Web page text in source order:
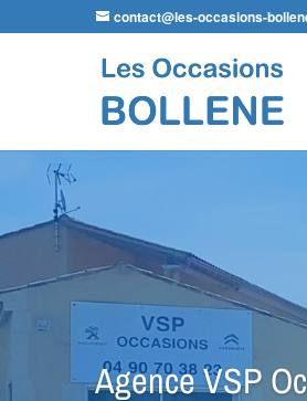
contact@les-occasions-